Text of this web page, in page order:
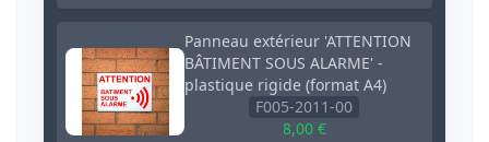
Panneau extérieur 'ATTENTION
BÂTIMENT SOUS ALARME' -
plastique rigide (format A4)
F005-2011-00
8,00 €